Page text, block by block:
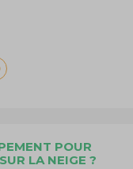
POUR
LA NEIGE ?